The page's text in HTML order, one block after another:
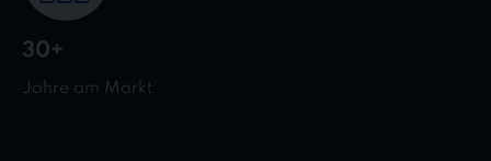
30+
Jahre am Markt